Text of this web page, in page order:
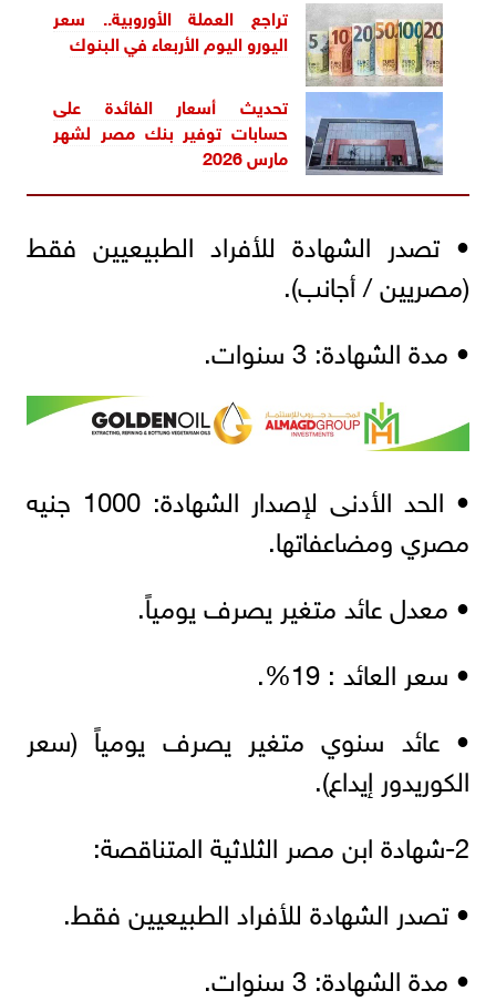
تراجع العملة الأوروبية.. سعر
اليورو اليوم الأربعاء في البنوك
تحديث أسعار الفائدة على
حسابات توفير بنك مصر لشهر
مارس 2026
• تصدر الشهادة للأفراد الطبيعيين فقط
(مصريين / أجانب).
• مدة الشهادة: 3 سنوات.
• الحد الأدنى لإصدار الشهادة: 1000 جنيه
مصري ومضاعفاتها.
• معدل عائد متغير يصرف يومياً.
• سعر العائد : 19%.
• عائد سنوي متغير يصرف يومياً (سعر
الكوريدور إيداع).
2-شهادة ابن مصر الثلاثية المتناقصة:
• تصدر الشهادة للأفراد الطبيعيين فقط.
• مدة الشهادة: 3 سنوات.